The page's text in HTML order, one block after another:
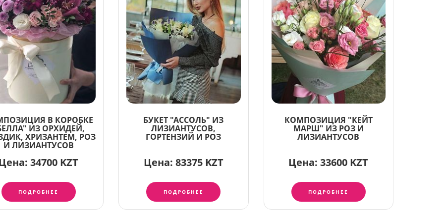
В КОРОБКЕ
ИЗ ОРХИДЕЙ,
ХРИЗАНТЕМ, РОЗ
И ЛИЗИАНТУСОВ
34700 KZT
ПОДРОБНЕЕ
БУКЕТ "АССОЛЬ" ИЗ
ЛИЗИАНТУСОВ,
ГОРТЕНЗИЙ И РОЗ
Цена: 83375 KZT
ПОДРОБНЕЕ
КОМПОЗИЦИЯ "КЕЙТ
МАРШ" ИЗ РОЗ И
ЛИЗИАНТУСОВ
Цена:33600 KZT
ПОДРОБНЕЕ